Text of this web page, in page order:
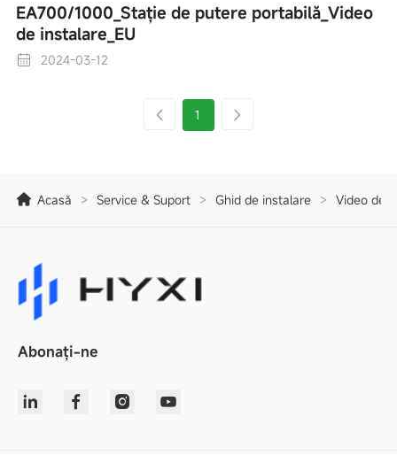
EA700/1000_Stație de putere portabilă_Video
de instalare_EU
2024-03-12
1
Acasă > Service & Suport > Ghid de instalare > Video de
Abonați-ne